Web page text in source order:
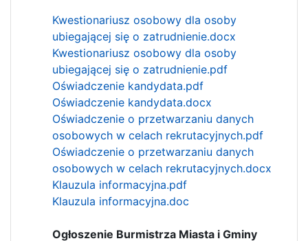
Kwestionariusz osobowy dla osoby
ubiegającej się o zatrudnienie.docx
Kwestionariusz osobowy dla osoby
ubiegającej się o zatrudnienie.pdf
Oświadczenie kandydata.pdf
Oświadczenie kandydata.docx
Oświadczenie o przetwarzaniu danych
osobowych w celach rekrutacyjnych.pdf
Oświadczenie o przetwarzaniu danych
osobowych w celach rekrutacyjnych.docx
Klauzula informacyjna.pdf
Klauzula informacyjna.doc
Ogłoszenie Burmistrza Miasta i Gminy